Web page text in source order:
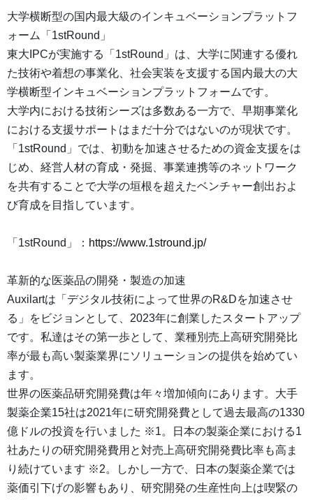
大学横断型の国内最大級のインキュベーションプラットフ
ォーム「1stRound」
東大IPCが実施する「1stRound」は、大学に関連する優れ
た技術や着想の事業化、社会実装を支援する国内最大の大
学横断型インキュベーションプラットフォームです。
大学内における技術シーズは多数ある一方で、早期事業化
における支援サポートはまだ十分ではないのが現状です。
「1stRound」では、初動を加速させるための資金支援をは
じめ、経営人材の育成・発掘、事業連携等のネットワーク
を共有することで大学の垣根を超えたベンチャー創出およ
び育成を目指しています。
「1stRound」： https://www.1stround.jp/
革新的な医薬品の開発・製造の加速
Auxilartは「デジタル技術によって世界のR&Dを加速させ
る」をビジョンとして、2023年に創業したスタートアップ
です。私達はその第一歩として、業種別売上高研究開発比
率が最も高い製薬業界にソリューションの提供を始めてい
ます。
世界の医薬品研究開発費は年々増加傾向にあります。大手
製薬企業15社は2021年に研究開発費として過去最高の1330
億ドルの投資を行いました ※1。日本の製薬企業における1
社あたりの研究開発費用と対売上高研究開発費比率も高ま
り続けています ※2。しかし一方で、日本の製薬企業では
薬価引下げの影響もあり、研究開発の生産性向上は喫緊の